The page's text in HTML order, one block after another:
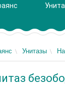
Унитазы